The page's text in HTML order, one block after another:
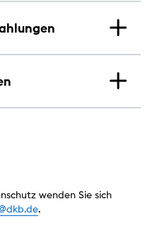
wenden Sie sich
.